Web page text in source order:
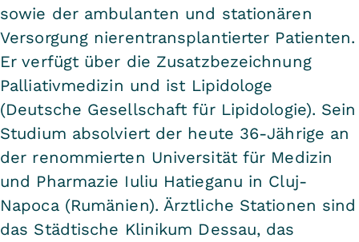
sowie der ambulanten und stationären
Versorgung nierentransplantierter Patienten.
Er verfügt über die Zusatzbezeichnung
Palliativmedizin und ist Lipidologe
(Deutsche Gesellschaft für Lipidologie). Sein
Studium absolviert der heute 36-Jährige an
der renommierten Universität für Medizin
und Pharmazie Iuliu Hatieganu in Cluj-
Napoca (Rumänien). Ärztliche Stationen sind
das Städtische Klinikum Dessau, das